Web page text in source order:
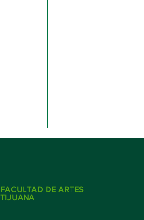
FACULTAD DE ARTES
TIJUANA